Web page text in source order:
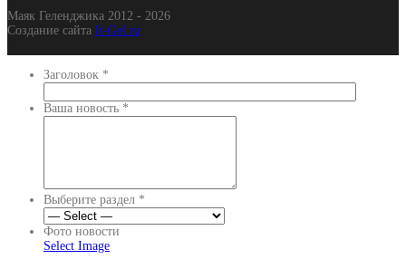
Маяк Геленджика 2012 - 2026
Создание сайта It-Gel.ru
Заголовок *
Ваша новость *
Выберите раздел *
Фото новости
Select Image